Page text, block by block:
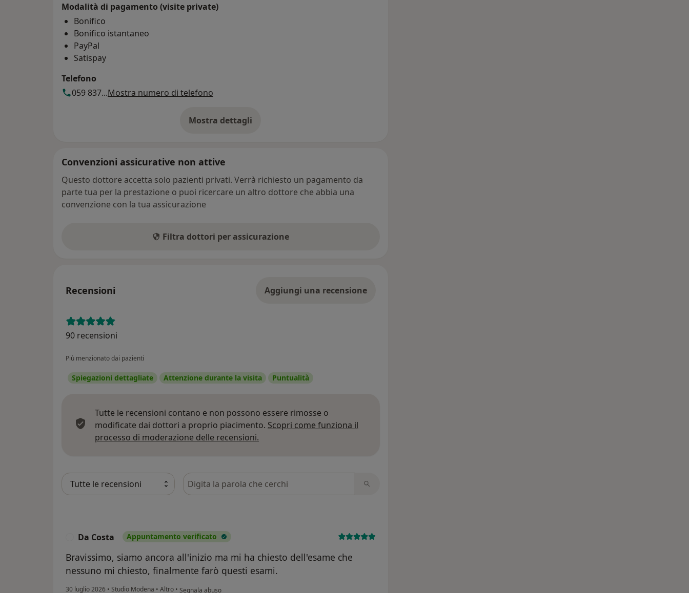
Modalità di pagamento (visite private)
Bonifico
Bonifico istantaneo
PayPal
Satispay
Telefono
059 837...Mostra numero di telefono
Mostra dettagli
sull'indirizzo
Convenzioni assicurative non attive
Questo dottore accetta solo pazienti privati. Verrà richiesto un pagamento da
parte tua per la prestazione o puoi ricercare un altro dottore che abbia una
convenzione con la tua assicurazione
Filtra dottori per assicurazione
Recensioni Aggiungi una recensione
90 recensioni
Più menzionato dai pazienti
Spiegazioni dettagliate Attenzione durante la visita Puntualità
Tutte le recensioni contano e non possono essere rimosse o
modificate dai dottori a proprio piacimento. Scopri come funziona il
processo di moderazione delle recensioni.
Cerca nelle recensioni
Da Costa Appuntamento verificato
Bravissimo, siamo ancora all'inizio ma mi ha chiesto dell'esame che
nessuno mi chiesto, finalmente farò questi esami.
30 luglio 2026 • Studio Modena • Altro • secondo l'opinione dell'utente Da Costa
Segnala abuso